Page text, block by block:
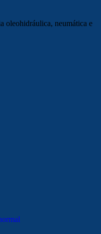
oleohidráulica, neumática e